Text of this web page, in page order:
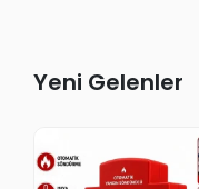
Yeni Gelenler